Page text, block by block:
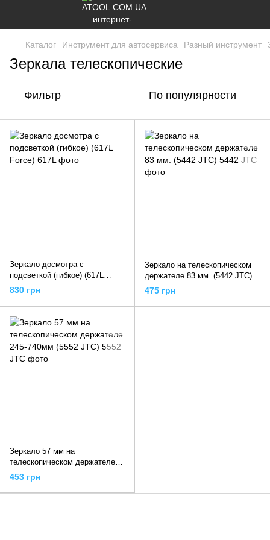
Каталог Инструмент для автосервиса Разный инструмент
Зеркала телескопические
Фильтр По популярности
Зеркало досмотра с
подсветкой (гибкое) (617L
Force)
830 грн
Зеркало на телескопическом
держателе 83 мм. (5442 JTC)
475 грн
Зеркало 57 мм на
телескопическом держателе
245-740мм (5552 JTC)
453 грн